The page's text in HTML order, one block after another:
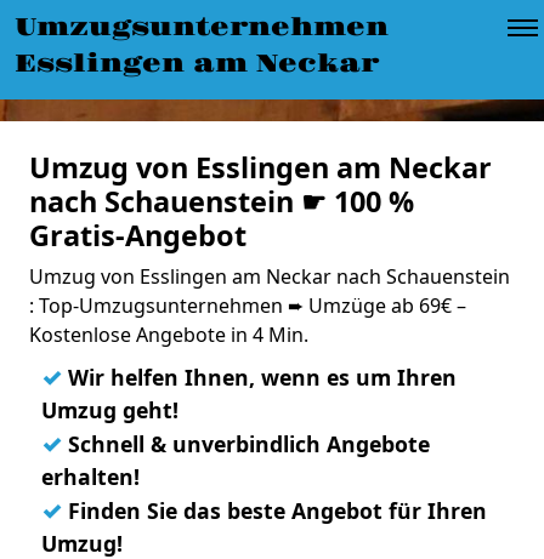
Umzugsunternehmen
Esslingen am Neckar
Umzug von Esslingen am Neckar
nach Schauenstein ☛ 100 %
Gratis-Angebot
Umzug von Esslingen am Neckar nach Schauenstein
: Top-Umzugsunternehmen ➨ Umzüge ab 69€ –
Kostenlose Angebote in 4 Min.
✓ Wir helfen Ihnen, wenn es um Ihren
Umzug geht!
✓ Schnell & unverbindlich Angebote
erhalten!
✓ Finden Sie das beste Angebot für Ihren
Umzug!